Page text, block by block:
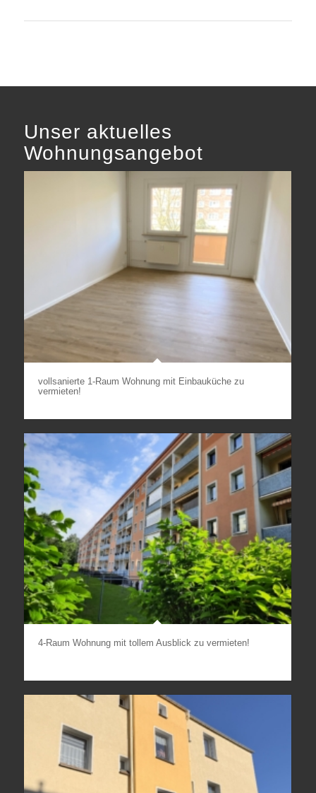
Unser aktuelles
Wohnungsangebot
vollsanierte 1-Raum Wohnung mit Einbauküche zu
vermieten!
4-Raum Wohnung mit tollem Ausblick zu vermieten!